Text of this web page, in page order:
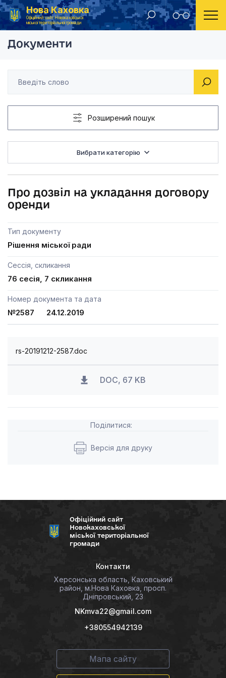
Нова Каховка
Офіційний сайт Новокаховської
міської територіальної громади
Головна Рішення Новокаховської міської ради 2019 рік Про дозвіл на
Документи
Розширений пошук
Вибрати категорію
Про дозвіл на укладання договору
оренди
Тип документу
Рішення міської ради
Сессія, скликання
76 сесія, 7 скликання
Номер документа та дата
№2587 24.12.2019
rs-20191212-2587.doc
DOC, 67 KB
Поділитися:
Версія для друку
Офіційний сайт
Новокаховської
міської територіальної
громади
Контакти
Херсонська область, Каховський
район, м.Нова Каховка, просп.
Дніпровський, 23
NKmva22@gmail.com
+380554942139
Мапа сайту